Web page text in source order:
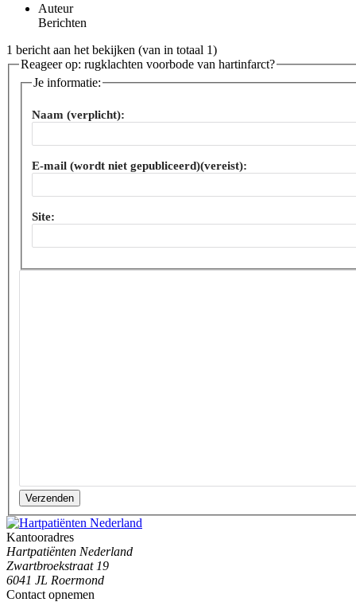
Auteur
Berichten
1 bericht aan het bekijken (van in totaal 1)
Reageer op: rugklachten voorbode van hartinfarct?
Je informatie:
Naam (verplicht):
E-mail (wordt niet gepubliceerd)(vereist):
Site:
Verzenden
Kantooradres
Hartpatiënten Nederland
Zwartbroekstraat 19
6041 JL Roermond
Contact opnemen